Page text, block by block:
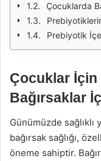
Çocuklarda
Prebiyotik
Çocuklar İçin
Bağırsaklar
Günümüzde
bağırsak sağlığı,
öneme sahiptir.